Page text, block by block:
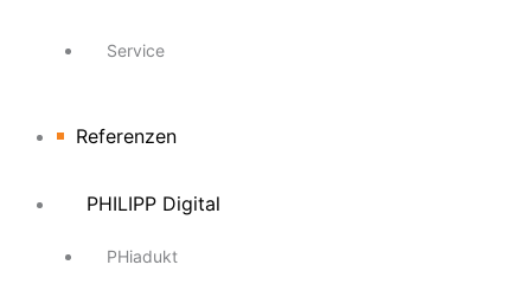
Service
Referenzen
PHILIPP Digital
PHiadukt